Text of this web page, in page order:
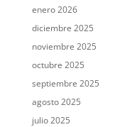
enero 2026
diciembre 2025
noviembre 2025
octubre 2025
septiembre 2025
agosto 2025
julio 2025